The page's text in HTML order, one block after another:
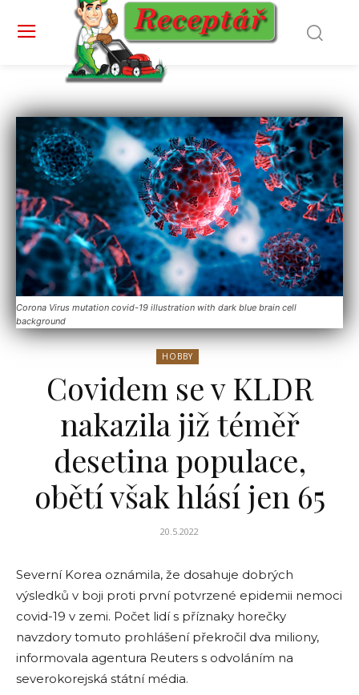
Corona Virus mutation covid-19 illustration with dark blue brain cell
background
HOBBY
Covidem se v KLDR
nakazila již téměř
desetina populace,
obětí však hlásí jen 65
20.5.2022
Severní Korea oznámila, že dosahuje dobrých
výsledků v boji proti první potvrzené epidemii nemoci
covid-19 v zemi. Počet lidí s příznaky horečky
navzdory tomuto prohlášení překročil dva miliony,
informovala agentura Reuters s odvoláním na
severokorejská státní média.